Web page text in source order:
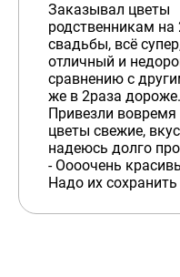
Заказывал цветы
родственникам на
свадьбы, всё
отличный и
сравнению с
же в 2раза дороже.
Привезли вовремя
цветы свежие,
надеюсь долго
- Оооочень
Надо их сохранить